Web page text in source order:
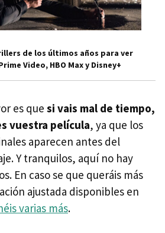
de los últimos años para ver
Video, HBO Max y Disney+
es que si vais mal de tiempo,
vuestra película, ya que los
aparecen antes del
Y tranquilos, aquí no hay
En caso se que queráis más
ajustada disponibles en
varias más.